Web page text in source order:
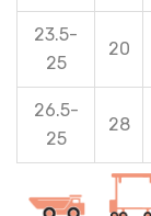
23.5-
25
20
26.5-
25
28